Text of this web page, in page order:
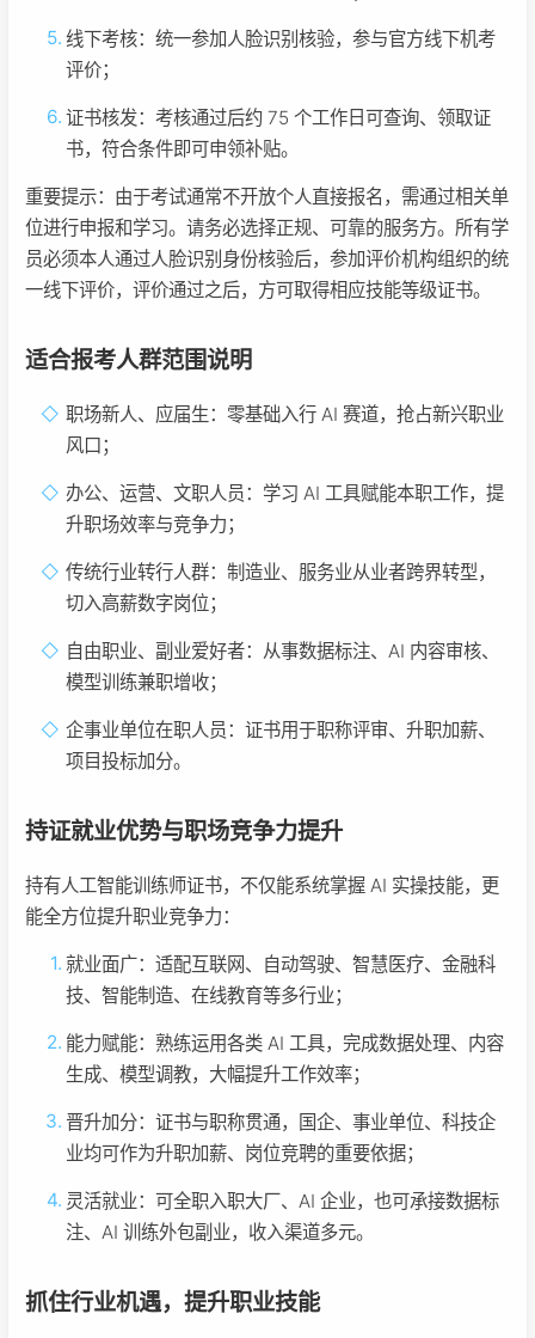
线下考核：统一参加人脸识别核验，参与官方线下机考
评价；
证书核发：考核通过后约 75 个工作日可查询、领取证
书，符合条件即可申领补贴。
重要提示：由于考试通常不开放个人直接报名，需通过相关单
位进行申报和学习。请务必选择正规、可靠的服务方。所有学
员必须本人通过人脸识别身份核验后，参加评价机构组织的统
一线下评价，评价通过之后，方可取得相应技能等级证书。
适合报考人群范围说明
职场新人、应届生：零基础入行 AI 赛道，抢占新兴职业
风口；
办公、运营、文职人员：学习 AI 工具赋能本职工作，提
升职场效率与竞争力；
传统行业转行人群：制造业、服务业从业者跨界转型，
切入高薪数字岗位；
自由职业、副业爱好者：从事数据标注、AI 内容审核、
模型训练兼职增收；
企事业单位在职人员：证书用于职称评审、升职加薪、
项目投标加分。
持证就业优势与职场竞争力提升
持有人工智能训练师证书，不仅能系统掌握 AI 实操技能，更
能全方位提升职业竞争力：
就业面广：适配互联网、自动驾驶、智慧医疗、金融科
技、智能制造、在线教育等多行业；
能力赋能：熟练运用各类 AI 工具，完成数据处理、内容
生成、模型调教，大幅提升工作效率；
晋升加分：证书与职称贯通，国企、事业单位、科技企
业均可作为升职加薪、岗位竞聘的重要依据；
灵活就业：可全职入职大厂、AI 企业，也可承接数据标
注、AI 训练外包副业，收入渠道多元。
抓住行业机遇，提升职业技能